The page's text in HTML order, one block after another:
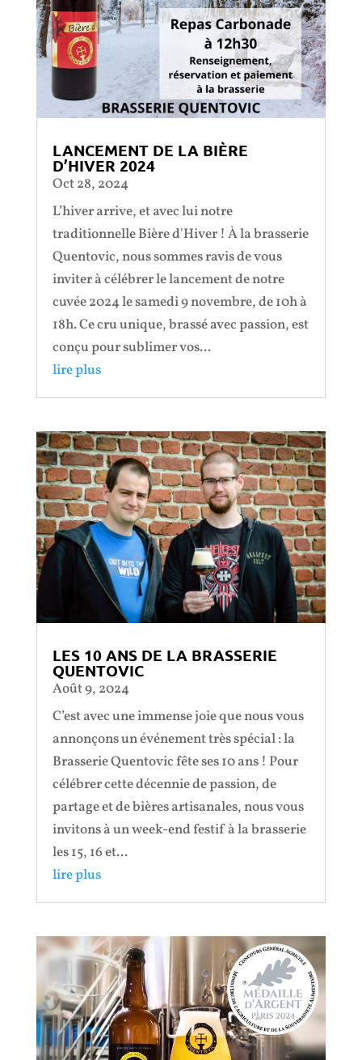
LANCEMENT DE LA BIÈRE
D’HIVER 2024
Oct 28, 2024
L’hiver arrive, et avec lui notre
traditionnelle Bière d'Hiver ! À la brasserie
Quentovic, nous sommes ravis de vous
inviter à célébrer le lancement de notre
cuvée 2024 le samedi 9 novembre, de 10h à
18h. Ce cru unique, brassé avec passion, est
conçu pour sublimer vos...
lire plus
LES 10 ANS DE LA BRASSERIE
QUENTOVIC
Août 9, 2024
C’est avec une immense joie que nous vous
annonçons un événement très spécial : la
Brasserie Quentovic fête ses 10 ans ! Pour
célébrer cette décennie de passion, de
partage et de bières artisanales, nous vous
invitons à un week-end festif à la brasserie
les 15, 16 et...
lire plus